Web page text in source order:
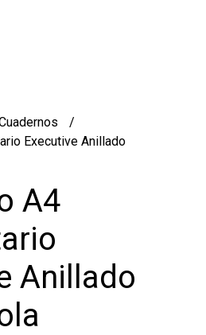
Executive Anillado
A4
Anillado